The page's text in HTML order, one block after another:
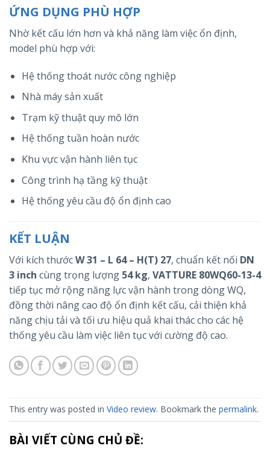
ỨNG DỤNG PHÙ HỢP
Nhờ kết cấu lớn hơn và khả năng làm việc ổn định,
model phù hợp với:
Hệ thống thoát nước công nghiệp
Nhà máy sản xuất
Trạm kỹ thuật quy mô lớn
Hệ thống tuần hoàn nước
Khu vực vận hành liên tục
Công trình hạ tầng kỹ thuật
Hệ thống yêu cầu độ ổn định cao
KẾT LUẬN
Với kích thướcW 31 – L 64 – H(T) 27, chuẩn kết nối DN
3 inch cùng trọng lượng 54 kg, VATTURE 80WQ60-13-4
tiếp tục mở rộng năng lực vận hành trong dòng WQ,
đồng thời nâng cao độ ổn định kết cấu, cải thiện khả
năng chịu tải và tối ưu hiệu quả khai thác cho các hệ
thống yêu cầu làm việc liên tục với cường độ cao.
This entry was posted in Video review. Bookmark the permalink.
BÀI VIẾT CÙNG CHỦ ĐỀ: